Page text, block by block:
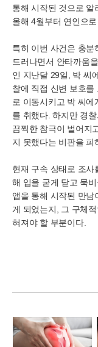
통해 시작된 것으로 알
올해 4월부터 연인으
특히 이번 사건은 충분
드러나면서 안타까움
인 지난달 29일, 박 씨
찰에 직접 신변 보호를
로 이동시키고 박 씨
를 취했다. 하지만 경
끔찍한 참극이 벌어지
지 못했다는 비판을 피
현재 구속 상태로 조사
해 입을 굳게 닫고 묵
앱을 통해 시작된 만
게 되었는지, 그 구체
혀져야 할 부분이다.